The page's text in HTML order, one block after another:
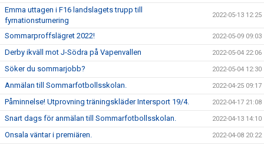
Emma uttagen i F16 landslagets trupp till
fyrnationsturnering
2022-05-13 12:25
Sommarproffslägret 2022! 2022-05-09 09:03
Derby ikväll mot J-Södra på Vapenvallen 2022-05-04 22:06
Söker du sommarjobb? 2022-05-04 12:30
Anmälan till Sommarfotbollsskolan. 2022-04-25 09:17
Påminnelse! Utprovning träningskläder Intersport 19/4. 2022-04-17 21:08
Snart dags för anmälan till Sommarfotbollsskolan. 2022-04-13 14:10
Onsala väntar i premiären. 2022-04-08 20:22